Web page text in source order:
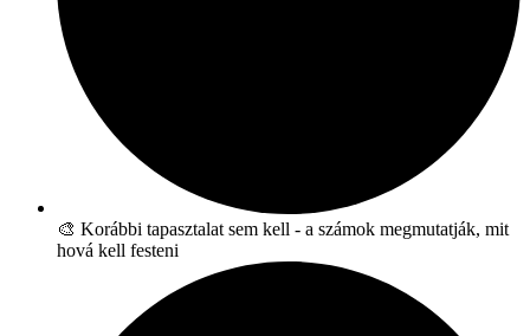
🎨 Korábbi tapasztalat sem kell - a számok megmutatják, mit
hová kell festeni